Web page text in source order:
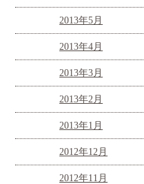
2013年5月
2013年4月
2013年3月
2013年2月
2013年1月
2012年12月
2012年11月